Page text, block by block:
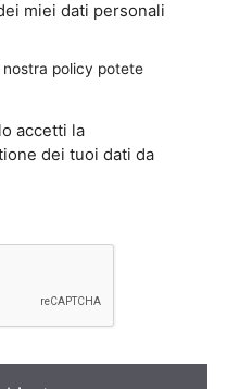
miei dati personali
nostra policy potete
accetti la
dei tuoi dati da